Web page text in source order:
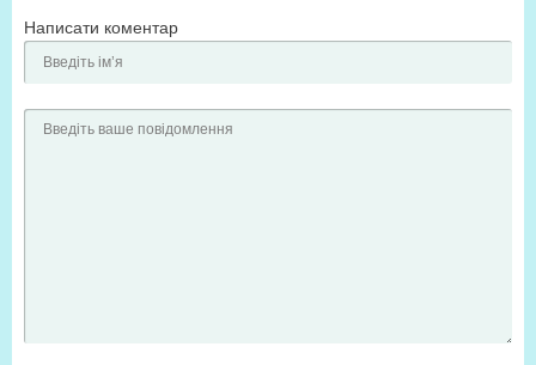
Написати коментар